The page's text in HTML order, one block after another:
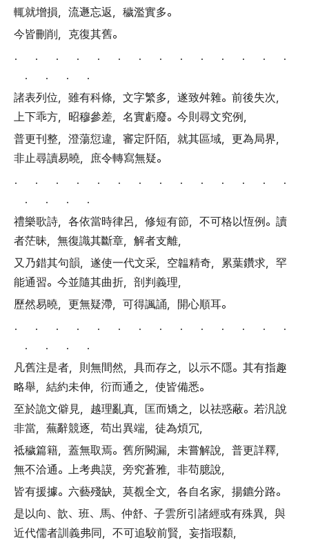
輒就增損， 流遯忘返， 穢濫實多。
今皆刪削， 克復其舊。
． ． ． ． ． ． ． ． ． ． ． ． ． ．
． ． ． ．
諸表列位， 雖有科條， 文字繁多， 遂致舛雜。 前後失次，
上下乖方， 昭穆參差， 名實虧廢。 今則尋文究例，
普更刊整， 澄蕩愆違， 審定阡陌， 就其區域， 更為局界，
非止尋讀易曉， 庶令轉寫無疑。
． ． ． ． ． ． ． ． ． ． ． ． ． ．
． ． ． ．
禮樂歌詩， 各依當時律呂， 修短有節， 不可格以恆例。 讀
者茫昧， 無復識其斷章， 解者支離，
又乃錯其句韻， 遂使一代文采， 空韞精奇， 累葉鑽求， 罕
能通習。 今並隨其曲折， 剖判義理，
歷然易曉， 更無疑滯， 可得諷誦， 開心順耳。
． ． ． ． ． ． ． ． ． ． ． ． ． ．
． ． ． ．
凡舊注是者， 則無間然， 具而存之， 以示不隱。 其有指趣
略舉， 結約未伸， 衍而通之， 使皆備悉。
至於詭文僻見， 越理亂真， 匡而矯之， 以祛惑蔽。 若汎說
非當， 蕪辭競逐， 苟出異端， 徒為煩冗，
祗穢篇籍， 蓋無取焉。 舊所闕漏， 未嘗解說， 普更詳釋，
無不洽通。 上考典謨， 旁究蒼雅， 非苟臆說，
皆有援據。 六藝殘缺， 莫覩全文， 各自名家， 揚鑣分路。
是以向、 歆、 班、 馬、 仲舒、 子雲所引諸經或有殊異， 與
近代儒者訓義弗同， 不可追駮前賢， 妄指瑕纇，